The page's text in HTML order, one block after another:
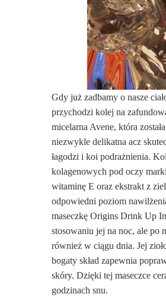
Gdy już zadbamy o nasze
przychodzi kolej na
micelarna Avene, która
niezwykle delikatna acz
łagodzi i koi podrażnienia.
kolagenowych pod oczy
witaminę E oraz ekstrakt z
odpowiedni poziom
maseczkę Origins Drink Up
stosowaniu jej na noc, ale po
również w ciągu dnia. Jej
bogaty skład zapewnia
skóry. Dzięki tej maseczce
godzinach snu.